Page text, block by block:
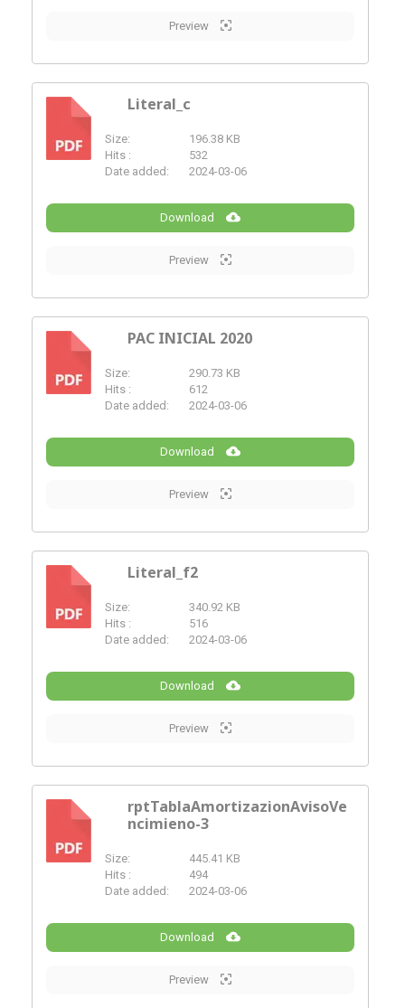
Preview
PDF
Literal_c
Size:
196.38 KB
Hits :
532
Date added:
2024-03-06
Download
Preview
PDF
PAC INICIAL 2020
Size:
290.73 KB
Hits :
612
Date added:
2024-03-06
Download
Preview
PDF
Literal_f2
Size:
340.92 KB
Hits :
516
Date added:
2024-03-06
Download
Preview
PDF
rptTablaAmortizazionAvisoVe
ncimieno-3
Size:
445.41 KB
Hits :
494
Date added:
2024-03-06
Download
Preview